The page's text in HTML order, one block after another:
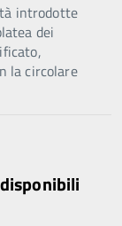
introdotte
dei
la circolare